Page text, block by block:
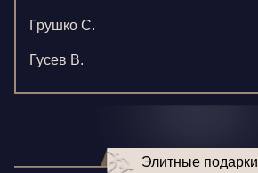
Грушко С.
Гусев В.
Зверева В.
Кормилицына Е. Элитные подарки